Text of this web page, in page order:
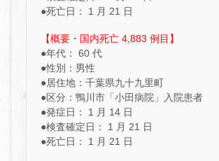
●死亡日： 1 月 21 日
【概要・国内死亡 4,883 例目】
●年代： 60 代
●性別：男性
●居住地：千葉県九十九里町
●区分：鴨川市「小田病院」入院患者
●発症日： 1 月 14 日
●検査確定日： 1 月 21 日
●死亡日： 1 月 21 日